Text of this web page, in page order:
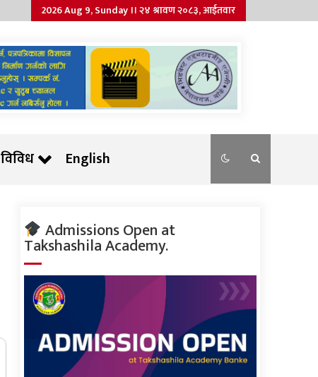
2026 Aug 9, Sunday ।। २४ श्रावण २०८३, आईतवार
विविध English
Admissions Open at
Takshashila Academy.